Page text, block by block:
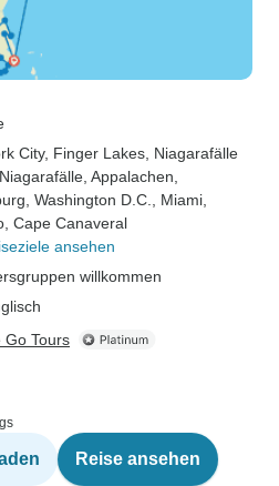
City, Finger Lakes , Niagarafälle
, Niagarafälle , Appalachen
, Washington D.C. , Miami
, Cape Canaveral
ansehen
willkommen
Go Tours
Reise ansehen